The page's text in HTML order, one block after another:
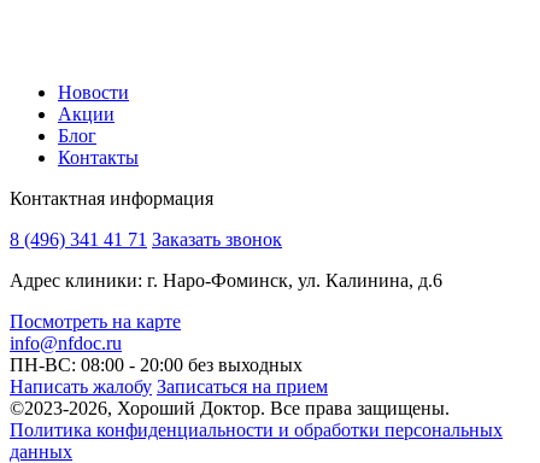
Новости
Акции
Блог
Контакты
Контактная информация
8 (496) 341 41 71 Заказать звонок
Адрес клиники: г. Наро-Фоминск, ул. Калинина, д.6
Посмотреть на карте
info@nfdoc.ru
ПН-ВС: 08:00 - 20:00 без выходных
Написать жалобу Записаться на прием
©2023-2026, Хороший Доктор. Все права защищены.
Политика конфиденциальности и обработки персональных
данных